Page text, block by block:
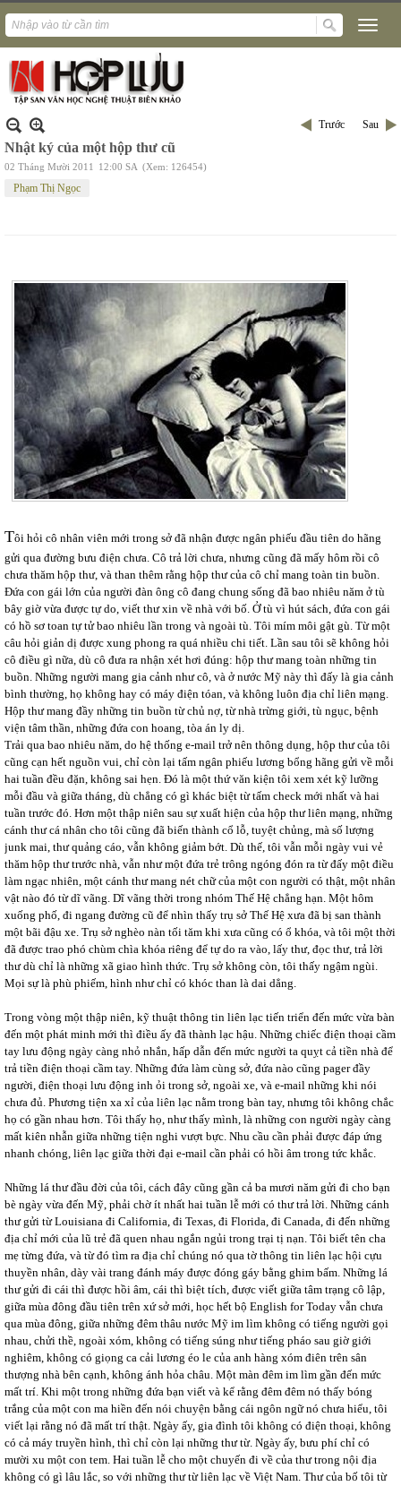
Trước Sau
Nhật ký của một hộp thư cũ
02 Tháng Mười 2011 12:00 SA (Xem: 126454)
Phạm Thị Ngọc
Tôi hỏi cô nhân viên mới trong sở đã nhận được ngân phiếu đầu tiên do hãng
gửi qua đường bưu điện chưa. Cô trả lời chưa, nhưng cũng đã mấy hôm rồi cô
chưa thăm hộp thư, và than thêm rằng hộp thư của cô chỉ mang toàn tin buồn.
Đứa con gái lớn của người đàn ông cô đang chung sống đã bao nhiêu năm ở tù
bây giờ vừa được tự do, viết thư xin về nhà với bố. Ở tù vì hút sách, đứa con gái
có hồ sơ toan tự tử bao nhiêu lần trong và ngoài tù. Tôi mím môi gật gù. Từ một
câu hỏi giản dị được xung phong ra quá nhiều chi tiết. Lần sau tôi sẽ không hỏi
cô điều gì nữa, dù cô đưa ra nhận xét hơi đúng: hộp thư mang toàn những tin
buồn. Những người mang gia cảnh như cô, và ở nước Mỹ này thì đấy là gia cảnh
bình thường, họ không hay có máy điện tóan, và không luôn địa chỉ liên mạng.
Hộp thư mang đầy những tin buồn từ chủ nợ, từ nhà trừng giới, tù ngục, bệnh
viện tâm thần, những đứa con hoang, tòa án ly dị.
Trải qua bao nhiêu năm, do hệ thống e-mail trở nên thông dụng, hộp thư của tôi
cũng cạn hết nguồn vui, chỉ còn lại tấm ngân phiếu lương bổng hãng gửi về mỗi
hai tuần đều đặn, không sai hẹn. Đó là một thứ văn kiện tôi xem xét kỹ lưỡng
mỗi đầu và giữa tháng, dù chẳng có gì khác biệt từ tấm check mới nhất và hai
tuần trước đó. Hơn một thập niên sau sự xuất hiện của hộp thư liên mạng, những
cánh thư cá nhân cho tôi cũng đã biến thành cổ lỗ, tuyệt chủng, mà số lượng
junk mai, thư quảng cáo, vẫn không giảm bớt. Dù thế, tôi vẫn mỗi ngày vui vẻ
thăm hộp thư trước nhà, vẫn như một đứa trẻ trông ngóng đón ra từ đấy một điều
làm ngạc nhiên, một cánh thư mang nét chữ của một con người có thật, một nhân
vật nào đó từ dĩ vãng. Dĩ vãng thời trong nhóm Thế Hệ chẳng hạn. Một hôm
xuống phố, đi ngang đường cũ để nhìn thấy trụ sở Thế Hệ xưa đã bị san thành
một bãi đậu xe. Trụ sở nghèo nàn tối tăm khi xưa cũng có ổ khóa, và tôi một thời
đã được trao phó chùm chìa khóa riêng để tự do ra vào, lấy thư, đọc thư, trả lời
thư dù chỉ là những xã giao hình thức. Trụ sở không còn, tôi thấy ngậm ngùi.
Mọi sự là phù phiếm, hình như chỉ có khóc than là dai dẳng.
Trong vòng một thập niên, kỹ thuật thông tin liên lạc tiến triển đến mức vừa bàn
đến một phát minh mới thì điều ấy đã thành lạc hậu. Những chiếc điện thoại cầm
tay lưu động ngày càng nhỏ nhắn, hấp dẫn đến mức người ta quỵt cả tiền nhà để
trả tiền điện thoại cầm tay. Những đứa làm cùng sở, đứa nào cũng pager đầy
người, điện thoại lưu động inh ỏi trong sở, ngoài xe, và e-mail những khi nói
chưa đủ. Phương tiện xa xỉ của liên lạc nằm trong bàn tay, nhưng tôi không chắc
họ có gần nhau hơn. Tôi thấy họ, như thấy mình, là những con người ngày càng
mất kiên nhẫn giữa những tiện nghi vượt bực. Nhu cầu cần phải được đáp ứng
nhanh chóng, liên lạc giữa thời đại e-mail cần phải có hồi âm trong tức khắc.
Những lá thư đầu đời của tôi, cách đây cũng gần cả ba mươi năm gửi đi cho bạn
bè ngày vừa đến Mỹ, phải chờ ít nhất hai tuần lễ mới có thư trả lời. Những cánh
thư gửi từ Louisiana đi California, đi Texas, đi Florida, đi Canada, đi đến những
địa chỉ mới của lũ trẻ đã quen nhau ngắn ngủi trong trại tị nạn. Tôi biết tên cha
mẹ từng đứa, và từ đó tìm ra địa chỉ chúng nó qua tờ thông tin liên lạc hội cựu
thuyền nhân, dày vài trang đánh máy được đóng gáy bằng ghim bấm. Những lá
thư gửi đi cái thì được hồi âm, cái thì biệt tích, được viết giữa tâm trạng cô lập,
giữa mùa đông đầu tiên trên xứ sở mới, học hết bộ English for Today vẫn chưa
qua mùa đông, giữa những đêm thâu nước Mỹ im lìm không có tiếng người gọi
nhau, chửi thề, ngoài xóm, không có tiếng súng như tiếng pháo sau giờ giới
nghiêm, không có giọng ca cải lương éo le của anh hàng xóm điên trên sân
thượng nhà bên cạnh, không ánh hỏa châu. Một màn đêm im lìm gần đến mức
mất trí. Khi một trong những đứa bạn viết và kể rằng đêm đêm nó thấy bóng
trắng của một con ma hiền đến nói chuyện bằng cái ngôn ngữ nó chưa hiểu, tôi
viết lại rằng nó đã mất trí thật. Ngày ấy, gia đình tôi không có điện thoại, không
có cả máy truyền hình, thì chỉ còn lại những thư từ. Ngày ấy, bưu phí chỉ có
mười xu một con tem. Hai tuần lễ cho một chuyến đi về của thư trong nội địa
không có gì lâu lắc, so với những thư từ liên lạc về Việt Nam. Thư của bố tôi từ